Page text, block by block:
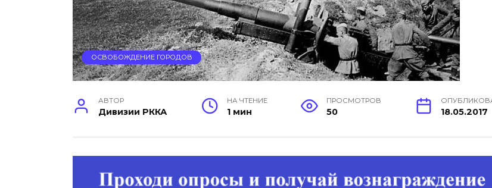
ОСВОБОЖДЕНИЕ ГОРОДОВ
АВТОР
Дивизии РККА
НА ЧТЕНИЕ
1 мин
ПРОСМОТРОВ
50 18.05.2017